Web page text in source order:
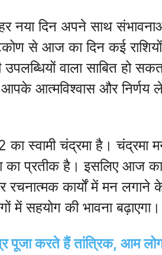
दिन अपने साथ संभावनाओं
से आज का दिन कई
वाला साबित हो
आत्मविश्वास और निर्णय
स्वामी चंद्रमा है। चंद्रमा
प्रतीक है। इसलिए आज का
कार्यों में मन लगाने
में सहयोग की भावना बढ़ाएगा।
पूजा करते हैं तांत्रिक, आम